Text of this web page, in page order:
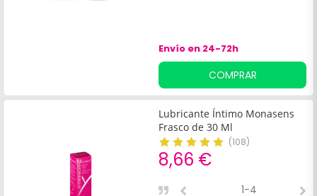
Envío en 24-72h
COMPRAR
Lubricante Íntimo Monasens
Frasco de 30 Ml
(108)
8,66 €
1-4